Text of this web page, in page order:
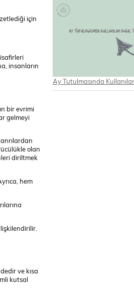
için
insanların
bir evrimi
gelmeyi
olan
diriltmek
hem
ve kısa
kutsal
Ay Tutulmasında